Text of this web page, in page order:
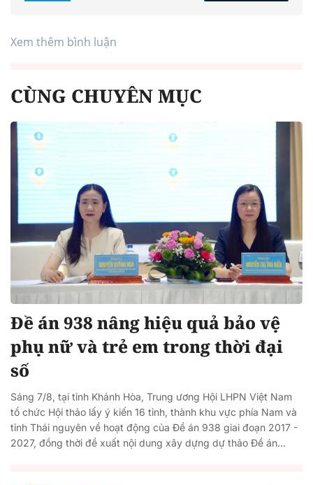
Xem thêm bình luận
CÙNG CHUYÊN MỤC
Đề án 938 nâng hiệu quả bảo vệ
phụ nữ và trẻ em trong thời đại
số
Sáng 7/8, tại tỉnh Khánh Hòa, Trung ương Hội LHPN Việt Nam
tổ chức Hội thảo lấy ý kiến 16 tỉnh, thành khu vực phía Nam và
tỉnh Thái nguyên về hoạt động của Đề án 938 giai đoạn 2017 -
2027, đồng thời đề xuất nội dung xây dựng dự thảo Đề án...